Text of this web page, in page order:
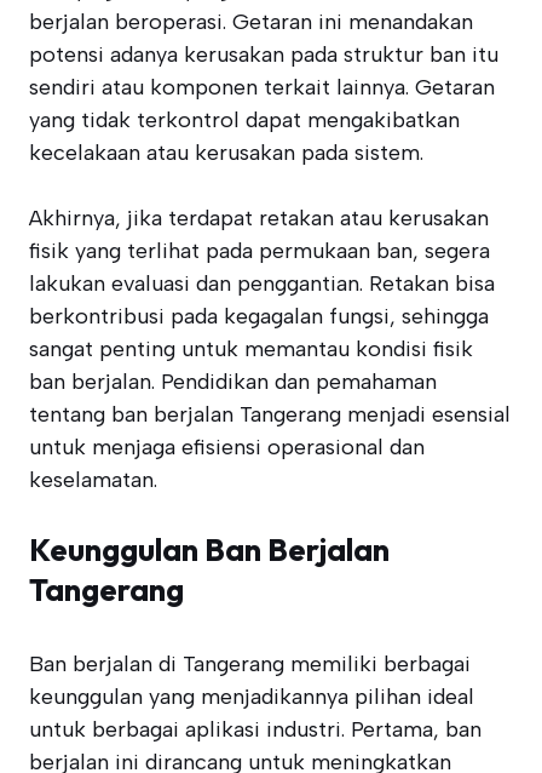
berjalan beroperasi. Getaran ini menandakan
potensi adanya kerusakan pada struktur ban itu
sendiri atau komponen terkait lainnya. Getaran
yang tidak terkontrol dapat mengakibatkan
kecelakaan atau kerusakan pada sistem.
Akhirnya, jika terdapat retakan atau kerusakan
fisik yang terlihat pada permukaan ban, segera
lakukan evaluasi dan penggantian. Retakan bisa
berkontribusi pada kegagalan fungsi, sehingga
sangat penting untuk memantau kondisi fisik
ban berjalan. Pendidikan dan pemahaman
tentang ban berjalan Tangerang menjadi esensial
untuk menjaga efisiensi operasional dan
keselamatan.
Keunggulan Ban Berjalan
Tangerang
Ban berjalan di Tangerang memiliki berbagai
keunggulan yang menjadikannya pilihan ideal
untuk berbagai aplikasi industri. Pertama, ban
berjalan ini dirancang untuk meningkatkan